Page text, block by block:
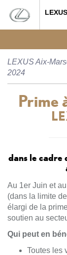
LEXUS
LEXUS Aix-
2024
Prime
dans le cadre
Au 1er Juin et
(dans la limite
élargi de la
soutien au
Qui peut en
Toutes les